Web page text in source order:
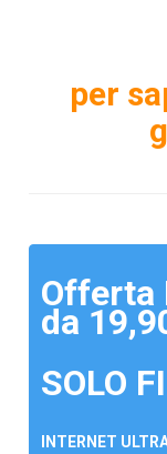
per
Offerta
da
SOLO
INTERNET